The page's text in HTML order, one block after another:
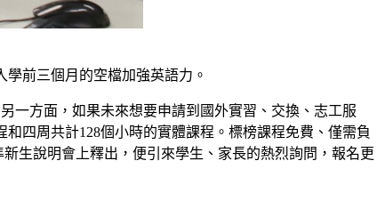
前三個月的空檔加強英語力。
一方面，如果未來想要申請到國外實習、交換、志工服
四周共計128個小時的實體課程。標榜課程免費、僅需負
生說明會上釋出，便引來學生、家長的熱烈詢問，報名更